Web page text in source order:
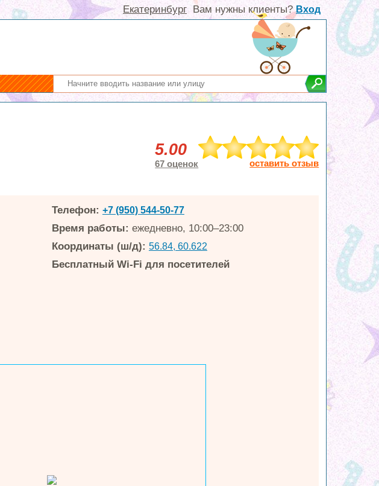
Вам нужны клиенты? Вход
Екатеринбург
5.00
67 оценок оставить отзыв
Телефон: +7 (950) 544-50-77
Время работы: ежедневно, 10:00–23:00
Координаты (ш/д): 56.84, 60.622
Бесплатный Wi-Fi для посетителей